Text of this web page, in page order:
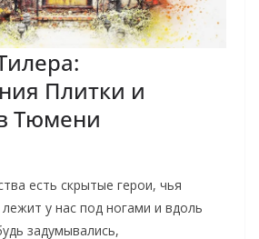
Плитки и
Тюмени
есть скрытые герои, чья
у нас под ногами и вдоль
задумывались,